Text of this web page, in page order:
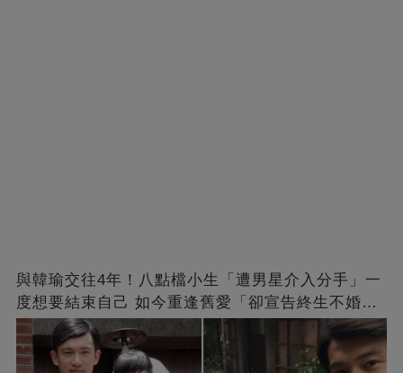
與韓瑜交往4年！八點檔小生「遭男星介入分手」一
度想要結束自己 如今重逢舊愛「卻宣告終生不婚」
原因曝光